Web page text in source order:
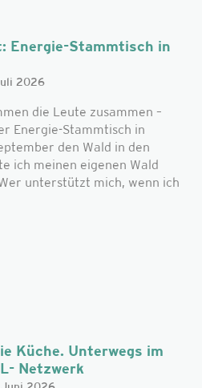
Energie-Stammtisch in
2026
die Leute zusammen –
Energie-Stammtisch in
den Wald in den
ich meinen eigenen Wald
unterstützt mich, wenn ich
Küche. Unterwegs im
Netzwerk